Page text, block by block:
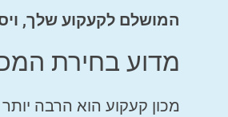
המושלם לקעקוע שלך,
מדוע בחירת
מכון קעקוע הוא הרבה